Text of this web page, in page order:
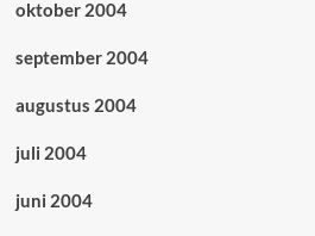
oktober 2004
september 2004
augustus 2004
juli 2004
juni 2004